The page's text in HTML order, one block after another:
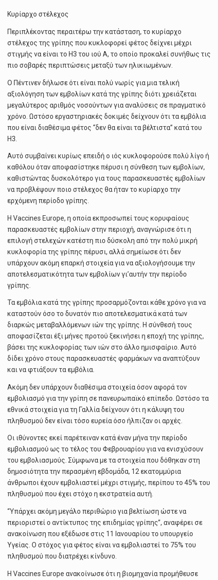
Κυρίαρχο στέλεχος
Περιπλέκοντας περαιτέρω την κατάσταση, το κυρίαρχο
στέλεχος της γρίπης που κυκλοφορεί φέτος δείχνει μέχρι
στιγμής να είναι το H3 του ιού A, το οποίο προκαλεί συνήθως τις
πιο σοβαρές περιπτώσεις μεταξύ των ηλικιωμένων.
Ο Πέντινεν δήλωσε ότι είναι πολύ νωρίς για μια τελική
αξιολόγηση των εμβολίων κατά της γρίπης διότι χρειάζεται
μεγαλύτερος αριθμός νοσούντων για αναλύσεις σε πραγματικό
χρόνο. Ωστόσο εργαστηριακές δοκιμές δείχνουν ότι τα εμβόλια
που είναι διαθέσιμα φέτος “δεν θα είναι τα βέλτιστα” κατά του
H3.
Αυτό συμβαίνει κυρίως επειδή ο ιός κυκλοφορούσε πολύ λίγο ή
καθόλου όταν αποφασίστηκε πέρυσι η σύνθεση των εμβολίων,
καθιστώντας δυσκολότερο για τους παρασκευαστές εμβολίων
να προβλέψουν ποιο στέλεχος θα ήταν το κυρίαρχο την
ερχόμενη περίοδο γρίπης.
Η Vaccines Europe, η οποία εκπροσωπεί τους κορυφαίους
παρασκευαστές εμβολίων στην περιοχή, αναγνώρισε ότι η
επιλογή στελεχών κατέστη πιο δύσκολη από την πολύ μικρή
κυκλοφορία της γρίπης πέρυσι, αλλά σημείωσε ότι δεν
υπάρχουν ακόμη επαρκή στοιχεία για να αξιολογήσουμε την
αποτελεσματικότητα των εμβολίων γι’αυτήν την περίοδο
γρίπης.
Τα εμβόλια κατά της γρίπης προσαρμόζονται κάθε χρόνο για να
καταστούν όσο το δυνατόν πιο αποτελεσματικά κατά των
διαρκώς μεταβαλλόμενων ιών της γρίπης. Η σύνθεσή τους
αποφασίζεται έξι μήνες προτού ξεκινήσει η εποχή της γρίπης,
βάσει της κυκλοφορίας των ιών στο άλλο ημισφαίριο. Αυτό
δίδει χρόνο στους παρασκευαστές φαρμάκων να αναπτύξουν
και να φτιάξουν τα εμβόλια.
Ακόμη δεν υπάρχουν διαθέσιμα στοιχεία όσον αφορά τον
εμβολιασμό για την γρίπη σε πανευρωπαϊκό επίπεδο. Ωστόσο τα
εθνικά στοιχεία για τη Γαλλία δείχνουν ότι η κάλυψη του
πληθυσμού δεν είναι τόσο ευρεία όσο ήλπιζαν οι αρχές.
Οι ιθύνοντες εκεί παρέτειναν κατά έναν μήνα την περίοδο
εμβολιασμού ως το τέλος του Φεβρουαρίου για να ενισχύσουν
του εμβολιασμούς. Σύμφωνα με τα στοιχεία που δόθηκαν στη
δημοσιότητα την περασμένη εβδομάδα, 12 εκατομμύρια
άνθρωποι έχουν εμβολιαστεί μέχρι στιγμής, περίπου το 45% του
πληθυσμού που έχει στόχο η εκστρατεία αυτή.
“Υπάρχει ακόμη μεγάλο περιθώριο για βελτίωση ώστε να
περιοριστεί ο αντίκτυπος της επιδημίας γρίπης”, αναφέρει σε
ανακοίνωση που εξέδωσε στις 11 Ιανουαρίου το υπουργείο
Υγείας. Ο στόχος για φέτος είναι να εμβολιαστεί το 75% του
πληθυσμού που διατρέχει κίνδυνο.
Η Vaccines Europe ανακοίνωσε ότι η βιομηχανία προμήθευσε